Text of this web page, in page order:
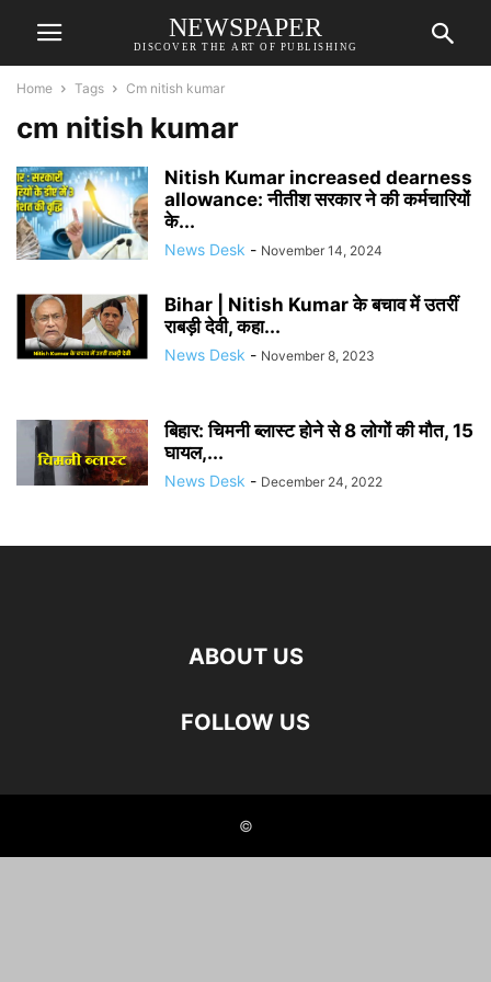
NEWSPAPER
DISCOVER THE ART OF PUBLISHING
Home Tags Cm nitish kumar
cm nitish kumar
Nitish Kumar increased dearness
allowance: नीतीश सरकार ने की कर्मचारियों
के...
News Desk - November 14, 2024
Bihar | Nitish Kumar के बचाव में उतरीं
राबड़ी देवी, कहा...
News Desk - November 8, 2023
बिहार: चिमनी ब्लास्ट होने से 8 लोगों की मौत, 15
घायल,...
News Desk - December 24, 2022
ABOUT US
FOLLOW US
©